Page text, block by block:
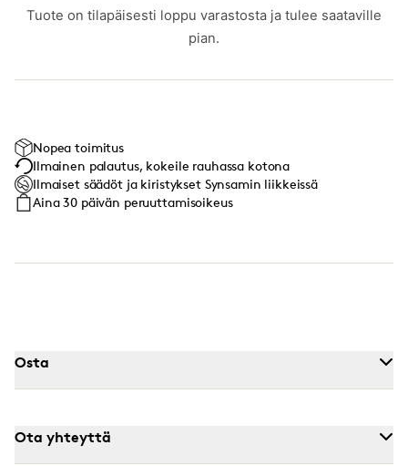
Tuote on tilapäisesti loppu varastosta ja tulee saataville
pian.
Nopea toimitus
Ilmainen palautus, kokeile rauhassa kotona
Ilmaiset säädöt ja kiristykset Synsamin liikkeissä
Aina 30 päivän peruuttamisoikeus
Osta
Ota yhteyttä